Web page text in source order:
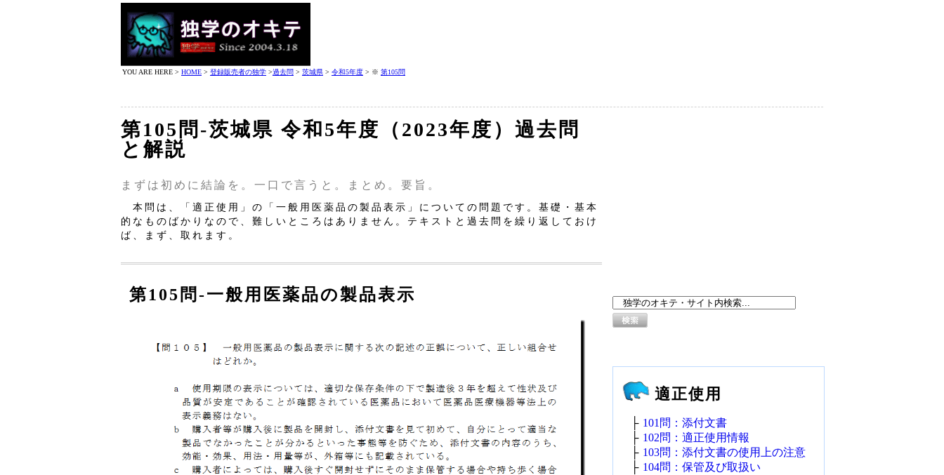
YOU ARE HERE > HOME > 登録販売者の独学 >過去問 > 茨城県 > 令和5年度 > ※ 第105問
第105問‐茨城県 令和5年度（2023年度）過去問
と解説
まずは初めに結論を。一口で言うと。まとめ。要旨。
本問は、「適正使用」の「一般用医薬品の製品表示」についての問題です。基礎・基本
的なものばかりなので、難しいところはありません。テキストと過去問を繰り返しておけ
ば、まず、取れます。
第105問‐一般用医薬品の製品表示
適正使用
├ 101問：添付文書
├ 102問：適正使用情報
├ 103問：添付文書の使用上の注意
├ 104問：保管及び取扱い